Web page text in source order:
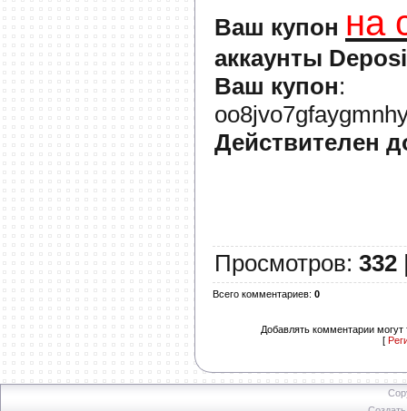
Ваш купон на
аккаунты
Ваш купон:
Действителен
Просмотров: 332
Всего комментариев: 0
Добавлять комментарии могут
[